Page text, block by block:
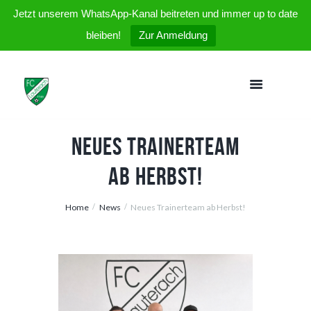
Jetzt unserem WhatsApp-Kanal beitreten und immer up to date
bleiben!
Zur Anmeldung
Neues Trainerteam
ab Herbst!
Home News Neues Trainerteam ab Herbst!